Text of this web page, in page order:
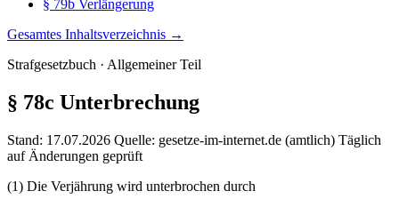
§ 79b Verlängerung
Gesamtes Inhaltsverzeichnis →
Strafgesetzbuch · Allgemeiner Teil
§ 78c Unterbrechung
Stand: 17.07.2026 Quelle: gesetze-im-internet.de (amtlich) Täglich
auf Änderungen geprüft
(1) Die Verjährung wird unterbrochen durch